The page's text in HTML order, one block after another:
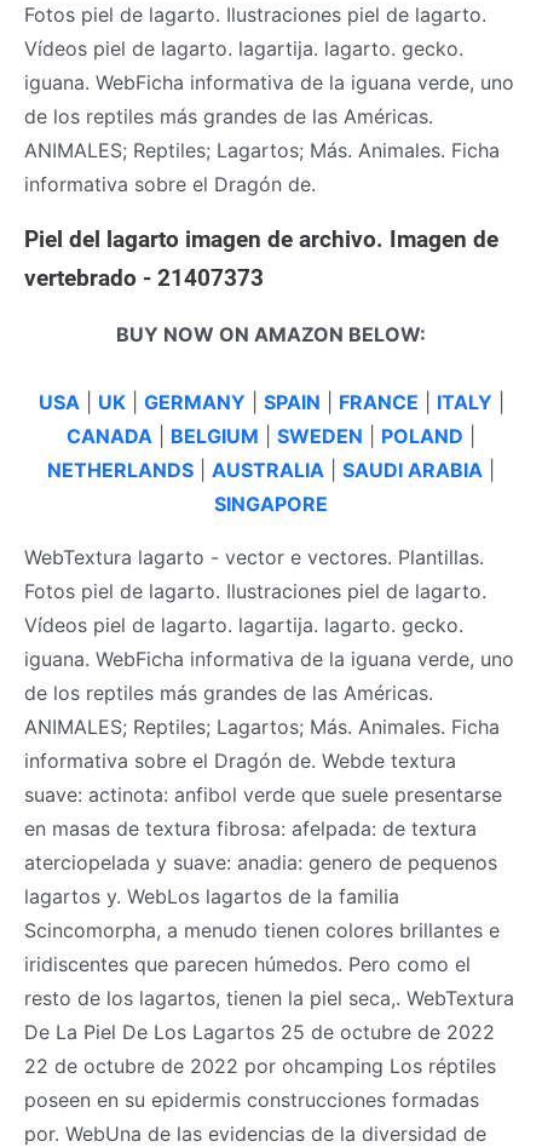
Fotos piel de lagarto. Ilustraciones piel de lagarto.
Vídeos piel de lagarto. lagartija. lagarto. gecko.
iguana. WebFicha informativa de la iguana verde, uno
de los reptiles más grandes de las Américas.
ANIMALES; Reptiles; Lagartos; Más. Animales. Ficha
informativa sobre el Dragón de.
Piel del lagarto imagen de archivo. Imagen de
vertebrado - 21407373
BUY NOW ON AMAZON BELOW:
USA UK| GERMANY SPAIN FRANCE ITALY
CANADA
BELGIUM SWEDEN POLAND
NETHERLANDS
AUSTRALIA SAUDI ARABIA
SINGAPORE
WebTextura lagarto - vector e vectores. Plantillas.
Fotos piel de lagarto. Ilustraciones piel de lagarto.
Vídeos piel de lagarto. lagartija. lagarto. gecko.
iguana. WebFicha informativa de la iguana verde, uno
de los reptiles más grandes de las Américas.
ANIMALES; Reptiles; Lagartos; Más. Animales. Ficha
informativa sobre el Dragón de. Webde textura
suave: actinota: anfibol verde que suele presentarse
en masas de textura fibrosa: afelpada: de textura
aterciopelada y suave: anadia: genero de pequenos
lagartos y. WebLos lagartos de la familia
Scincomorpha, a menudo tienen colores brillantes e
iridiscentes que parecen húmedos. Pero como el
resto de los lagartos, tienen la piel seca,. WebTextura
De La Piel De Los Lagartos 25 de octubre de 2022
22 de octubre de 2022 por ohcamping Los réptiles
poseen en su epidermis construcciones formadas
por. WebUna de las evidencias de la diversidad de